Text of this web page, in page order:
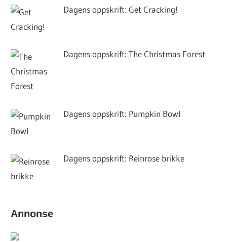
Dagens oppskrift: Get Cracking!
Dagens oppskrift: The Christmas Forest
Dagens oppskrift: Pumpkin Bowl
Dagens oppskrift: Reinrose brikke
Annonse